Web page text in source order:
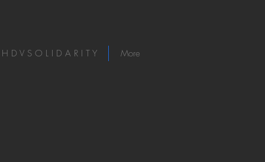
H D V S O L I D A R I T Y More